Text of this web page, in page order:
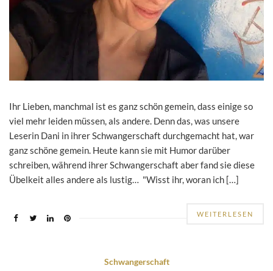
Ihr Lieben, manchmal ist es ganz schön gemein, dass einige so
viel mehr leiden müssen, als andere. Denn das, was unsere
Leserin Dani in ihrer Schwangerschaft durchgemacht hat, war
ganz schöne gemein. Heute kann sie mit Humor darüber
schreiben, während ihrer Schwangerschaft aber fand sie diese
Übelkeit alles andere als lustig… "Wisst ihr, woran ich […]
WEITERLESEN
Schwangerschaft